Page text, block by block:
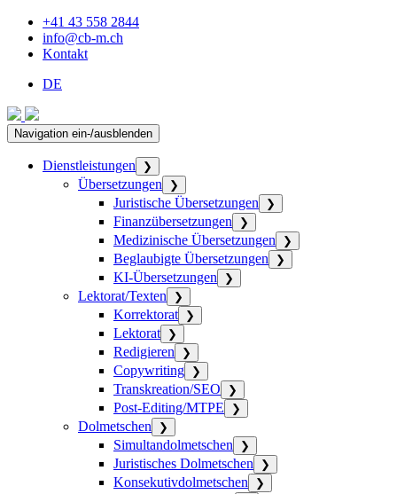
+41 43 558 2844
info@cb-m.ch
Kontakt
DE
Navigation ein-/ausblenden
Dienstleistungen ❯
Übersetzungen ❯
Juristische Übersetzungen ❯
Finanzübersetzungen ❯
Medizinische Übersetzungen ❯
Beglaubigte Übersetzungen ❯
KI-Übersetzungen ❯
Lektorat/Texten ❯
Korrektorat ❯
Lektorat ❯
Redigieren ❯
Copywriting ❯
Transkreation/SEO ❯
Post-Editing/MTPE ❯
Dolmetschen ❯
Simultandolmetschen ❯
Juristisches Dolmetschen ❯
Konsekutivdolmetschen ❯